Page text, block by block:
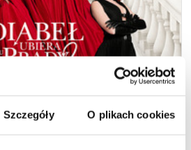
Szczegóły O plikach cookies